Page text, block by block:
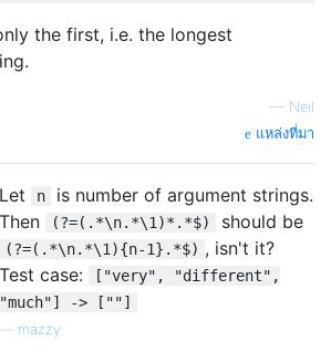
the first, i.e. the longest
— Neil
แหล่งที่มา
Let n
is number of argument strings.
Then
(?=(.*\n.*\1)*.*$) should be
(?=(.*\n.*\1){n-1}.*$) , isn't it?
Test case:
["very", "different",
"much"] -> [""]
mazzy